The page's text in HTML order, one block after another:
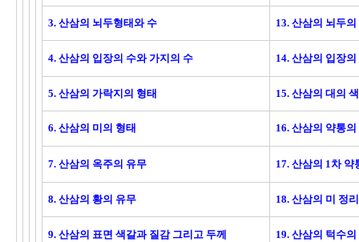
3. 산삼의 뇌두형태와 수 13. 산삼의 뇌두
4. 산삼의 입장의 수와 가지의 수 14. 산삼의 입장
5. 산삼의 가락지의 형태 15. 산삼의 대의
6. 산삼의 미의 형태 16. 산삼의 약통의
7. 산삼의 옥주의 유무 17. 산삼의 1차 약
8. 산삼의 황의 유무 18. 산삼의 미 정
9. 산삼의 표면 색갈과 질감 그리고 두께 19. 산삼의 턱수